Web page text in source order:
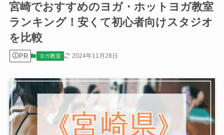
宮崎でおすすめのヨガ・ホットヨガ教室
ランキング！安くて初心者向けスタジオ
を比較
PR ヨガ教室 2024年11月28日